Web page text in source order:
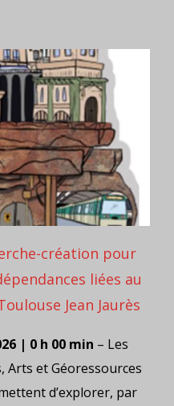
création pour
liées au
Jean Jaurès
| 0 h 00 min – Les
Arts et Géoressources
d’explorer, par